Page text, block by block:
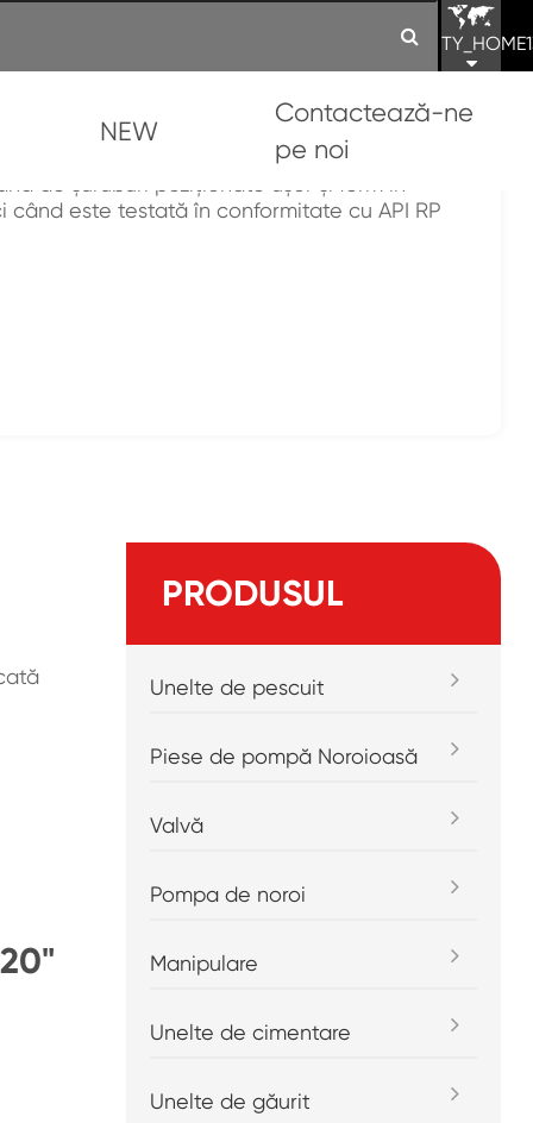
NEW
Contactează-ne
pe noi
este testată în conformitate cu API RP
PRODUSUL
Unelte de pescuit
Piese de pompă Noroioasă
Valvă
Pompa de noroi
Manipulare
Unelte de cimentare
Unelte de găurit